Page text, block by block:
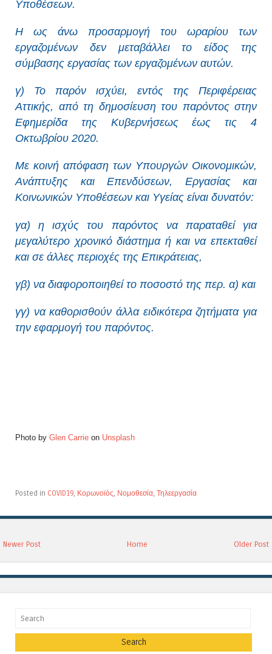
Υποθέσεων.
Η ως άνω προσαρμογή του ωραρίου των
εργαζομένων δεν μεταβάλλει το είδος της
σύμβασης εργασίας των εργαζομένων αυτών.
γ) Το παρόν ισχύει, εντός της Περιφέρειας
Αττικής, από τη δημοσίευση του παρόντος στην
Εφημερίδα της Κυβερνήσεως έως τις 4
Οκτωβρίου 2020.
Με κοινή απόφαση των Υπουργών Οικονομικών,
Ανάπτυξης και Επενδύσεων, Εργασίας και
Κοινωνικών Υποθέσεων και Υγείας είναι δυνατόν:
γα) η ισχύς του παρόντος να παραταθεί για
μεγαλύτερο χρονικό διάστημα ή και να επεκταθεί
και σε άλλες περιοχές της Επικράτειας,
γβ) να διαφοροποιηθεί το ποσοστό της περ. α) και
γγ) να καθορισθούν άλλα ειδικότερα ζητήματα για
την εφαρμογή του παρόντος.
Photo by Glen Carrie on Unsplash
Posted in COVID19, Κορωνοϊός, Νομοθεσία, Τηλεεργασία
Newer Post Older Post
Home
Search